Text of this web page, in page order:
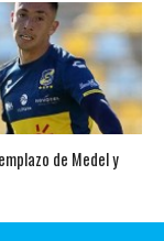
de Medel y